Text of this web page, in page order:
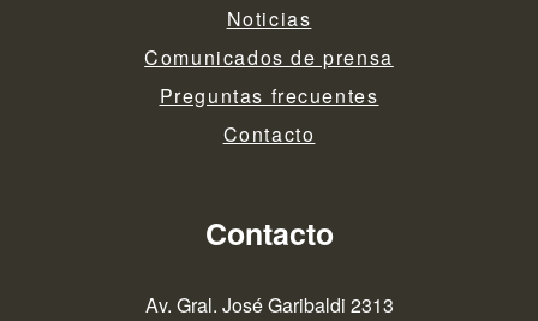
Noticias
Comunicados de prensa
Preguntas frecuentes
Contacto
Contacto
Av. Gral. José Garibaldi 2313